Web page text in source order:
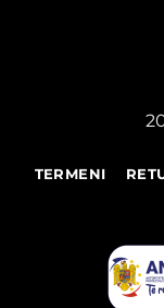
TERMENI